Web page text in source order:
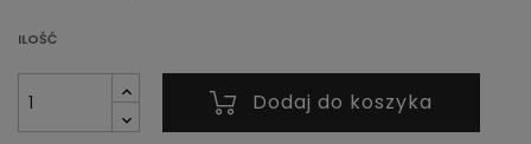
ILOŚĆ
Dodaj do koszyka